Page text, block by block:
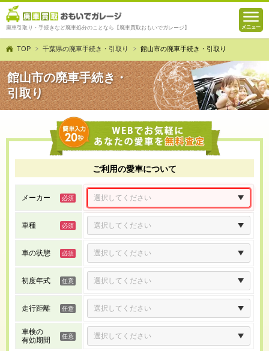
廃車引取り・手続きなど廃車処分のことなら【廃車買取おもいでガレージ】
TOP 千葉県の廃車手続き・引取り 館山市の廃車手続き・引取り
館山市の廃車手続き・
引取り
ご利用の愛車について
メーカー
車種
車の状態
初度年式
走行距離
車検の
有効期間